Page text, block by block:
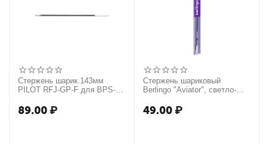
Стержень шарик.143мм
PILOT RFJ-GP-F для BPS-
89.00₽
Стержень шариковый
Berlingo "Aviator", светло-
49.00₽